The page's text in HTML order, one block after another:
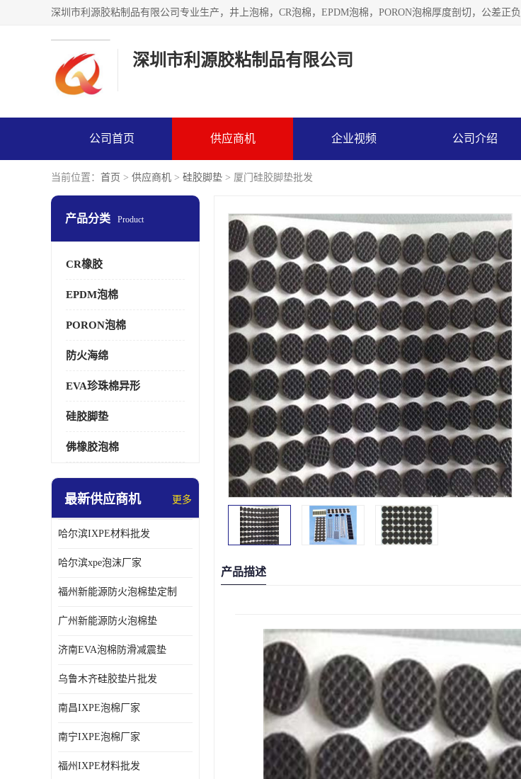
深圳市利源胶粘制品有限公司
公司首页 供应商机 企业视频 公司介绍
当前位置： 首页 > 供应商机 > 硅胶脚垫 > 厦门硅胶脚垫批发
产品分类 Product
CR橡胶
EPDM泡棉
PORON泡棉
防火海绵
EVA珍珠棉异形
硅胶脚垫
佛橡胶泡棉
最新供应商机 更多
哈尔滨IXPE材料批发
哈尔滨xpe泡沫厂家
福州新能源防火泡棉垫定制
广州新能源防火泡棉垫
济南EVA泡棉防滑减震垫
乌鲁木齐硅胶垫片批发
南昌IXPE泡棉厂家
南宁IXPE泡棉厂家
福州IXPE材料批发
产品描述